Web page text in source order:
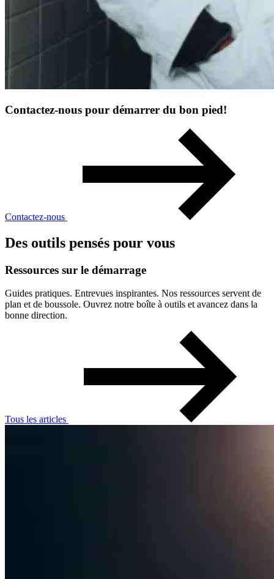
Contactez-nous pour démarrer du bon pied!
Contactez-nous
Des outils pensés pour vous
Ressources sur le démarrage
Guides pratiques. Entrevues inspirantes. Nos ressources servent de
plan et de boussole. Ouvrez notre boîte à outils et avancez dans la
bonne direction.
Tous les articles